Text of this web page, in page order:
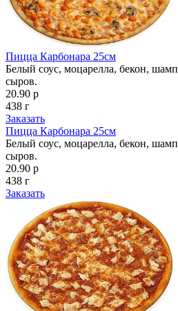
Пицца Карбонара 25см
Белый соус, моцарелла, бекон,
сыров.
20.90 р
438 г
Заказать
Пицца Карбонара 25см
Белый соус, моцарелла, бекон,
сыров.
20.90 р
438 г
Заказать